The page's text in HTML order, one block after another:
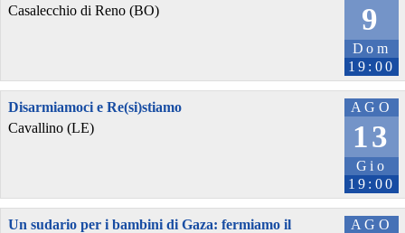
9
Dom
19:00
Casalecchio di Reno (BO)
AGO
13
Gio
19:00
Disarmiamoci e Re(si)stiamo
Cavallino (LE)
AGO
Un sudario per i bambini di Gaza: fermiamo il